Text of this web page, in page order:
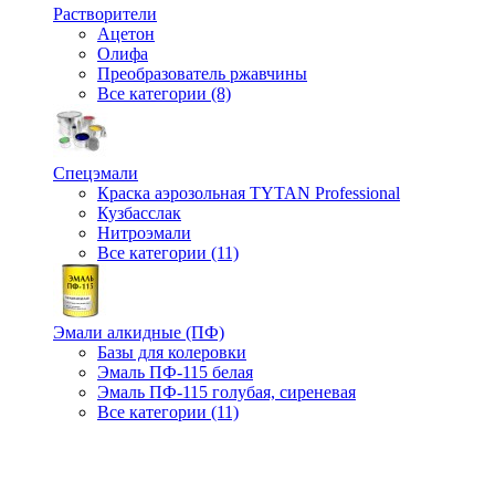
Растворители
Ацетон
Олифа
Преобразователь ржавчины
Все категории (8)
Спецэмали
Краска аэрозольная TYTAN Professional
Кузбасслак
Нитроэмали
Все категории (11)
Эмали алкидные (ПФ)
Базы для колеровки
Эмаль ПФ-115 белая
Эмаль ПФ-115 голубая, сиреневая
Все категории (11)